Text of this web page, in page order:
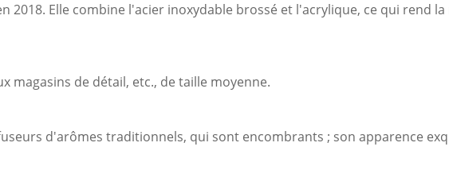
2018. Elle combine l'acier inoxydable brossé et l'acrylique, ce qui rend
magasins de détail, etc., de taille moyenne.
d'arômes traditionnels, qui sont encombrants ; son apparence